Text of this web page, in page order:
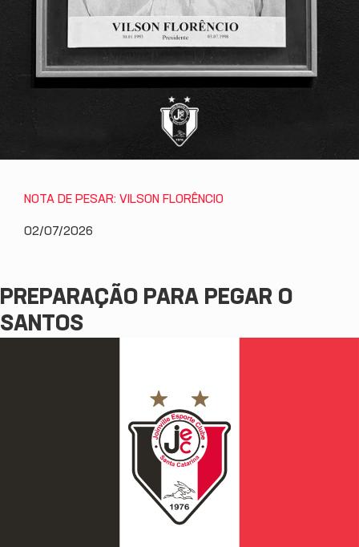
NOTA DE PESAR: VILSON FLORÊNCIO
02/07/2026
PREPARAÇÃO PARA PEGAR O
SANTOS